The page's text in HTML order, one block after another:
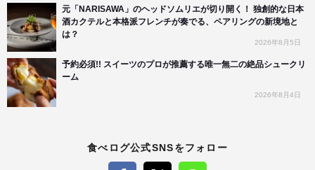
元「NARISAWA」のヘッドソムリエが切り開く！ 独創的な日本
酒カクテルと本格派フレンチが奏でる、ペアリングの新境地と
は？
2026年8月5日
予約必須!! スイーツのプロが推薦する唯一無二の絶品シュークリ
ーム
2026年8月4日
食べログ公式SNSをフォロー